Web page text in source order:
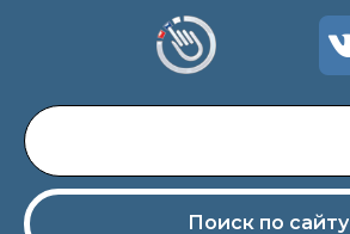
Поиск по сайту